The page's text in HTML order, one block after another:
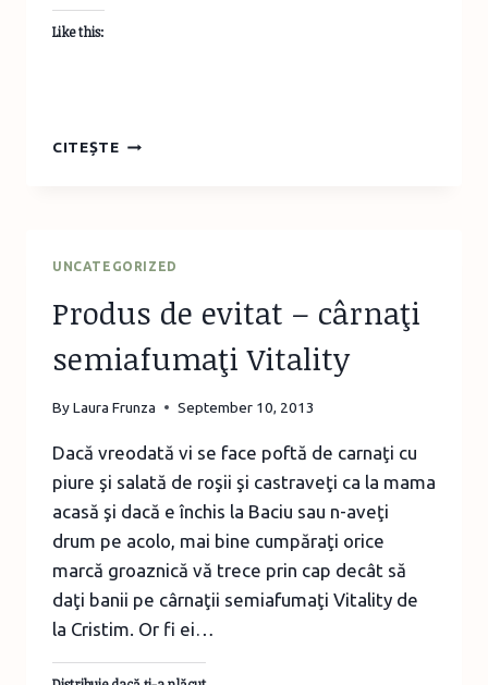
Like this:
CITEȘTEHAINE
UNCATEGORIZED
Produs de evitat – cârnaţi
semiafumaţi Vitality
ByLaura Frunza September 10, 2013
Dacă vreodată vi se face poftă de carnaţi cu
piure şi salată de roşii şi castraveţi ca la mama
acasă şi dacă e închis la Baciu sau n-aveţi
drum pe acolo, mai bine cumpăraţi orice
marcă groaznică vă trece prin cap decât să
daţi banii pe cârnaţii semiafumaţi Vitality de
la Cristim. Or fi ei…